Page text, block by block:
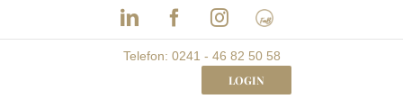
LinkedInFacebookInstagram
Frau
mit
Bizz
Telefon: 0241 - 46 82 50 58
LOGIN